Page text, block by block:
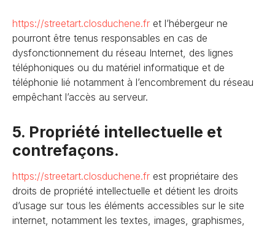
https://streetart.closduchene.fr et l’hébergeur ne
pourront être tenus responsables en cas de
dysfonctionnement du réseau Internet, des lignes
téléphoniques ou du matériel informatique et de
téléphonie lié notamment à l’encombrement du réseau
empêchant l’accès au serveur.
5. Propriété intellectuelle et
contrefaçons.
https://streetart.closduchene.fr est propriétaire des
droits de propriété intellectuelle et détient les droits
d’usage sur tous les éléments accessibles sur le site
internet, notamment les textes, images, graphismes,